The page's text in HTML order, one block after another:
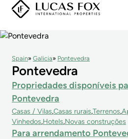
Spain Galicia Pontevedra
Pontevedra
Propriedades disponíveis
Pontevedra
Casas / Vilas Casas rurais Terrenos
Vinhedos Hotels Novas construções
Para arrendamento